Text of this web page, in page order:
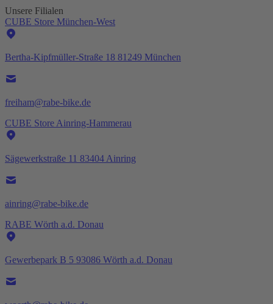
Unsere Filialen
CUBE Store München-West
Bertha-Kipfmüller-Straße 18 81249 München
freiham@rabe-bike.de
CUBE Store Ainring-Hammerau
Sägewerkstraße 11 83404 Ainring
ainring@rabe-bike.de
RABE Wörth a.d. Donau
Gewerbepark B 5 93086 Wörth a.d. Donau